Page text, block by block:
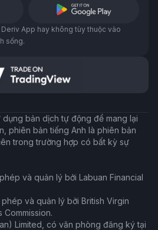
App hay không tùy thuộc vào
sống.
bản dịch tự động để mang lại
phiên bản tiếng Anh là phiên bản
trong trường hợp có bất kỳ sự
và quản lý bởi Labuan Financial
và quản lý bởi British Virgin
Commission.
Limited, có văn phòng đăng ký tại